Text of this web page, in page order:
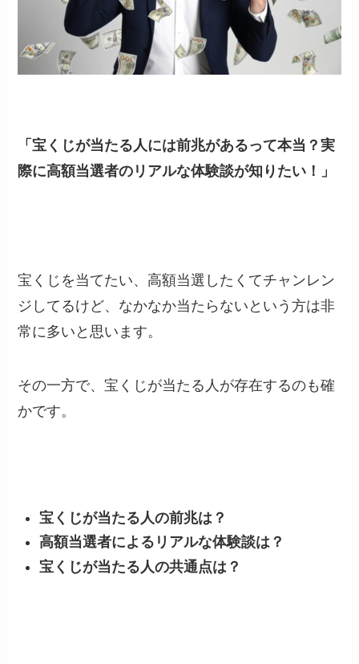
「宝くじが当たる人には前兆があるって本当？実
際に高額当選者のリアルな体験談が知りたい！」
宝くじを当てたい、高額当選したくてチャンレン
ジしてるけど、なかなか当たらないという方は非
常に多いと思います。
その一方で、宝くじが当たる人が存在するのも確
かです。
宝くじが当たる人の前兆は？
高額当選者によるリアルな体験談は？
宝くじが当たる人の共通点は？